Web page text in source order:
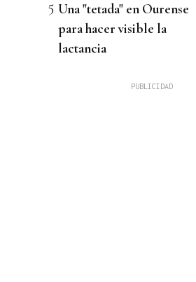
Una "tetada" en Ourense
para hacer visible la
lactancia